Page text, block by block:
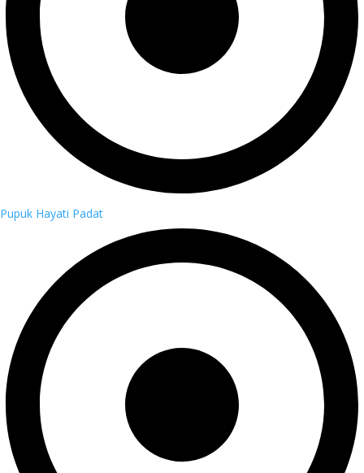
Pupuk Hayati Padat